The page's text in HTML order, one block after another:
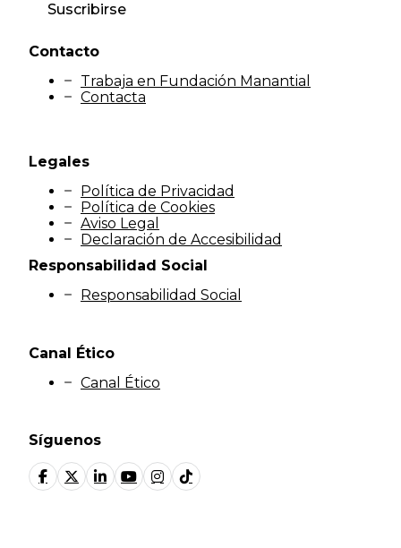
Suscribirse
Contacto
Trabaja en Fundación Manantial
Contacta
Legales
Política de Privacidad
Política de Cookies
Aviso Legal
Declaración de Accesibilidad
Síguenos
Responsabilidad Social
Responsabilidad Social
Canal Ético
Canal Ético